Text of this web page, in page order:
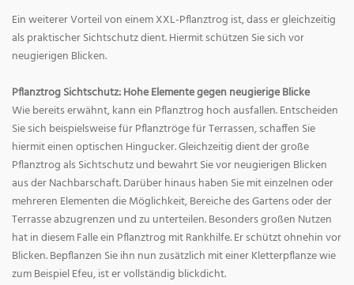
Ein weiterer Vorteil von einem XXL-Pflanztrog ist, dass er gleichzeitig
als praktischer Sichtschutz dient. Hiermit schützen Sie sich vor
neugierigen Blicken.
Pflanztrog Sichtschutz: Hohe Elemente gegen neugierige Blicke
Wie bereits erwähnt, kann ein Pflanztrog hoch ausfallen. Entscheiden
Sie sich beispielsweise für Pflanztröge für Terrassen, schaffen Sie
hiermit einen optischen Hingucker. Gleichzeitig dient der große
Pflanztrog als Sichtschutz und bewahrt Sie vor neugierigen Blicken
aus der Nachbarschaft. Darüber hinaus haben Sie mit einzelnen oder
mehreren Elementen die Möglichkeit, Bereiche des Gartens oder der
Terrasse abzugrenzen und zu unterteilen. Besonders großen Nutzen
hat in diesem Falle ein Pflanztrog mit Rankhilfe. Er schützt ohnehin vor
Blicken. Bepflanzen Sie ihn nun zusätzlich mit einer Kletterpflanze wie
zum Beispiel Efeu, ist er vollständig blickdicht.